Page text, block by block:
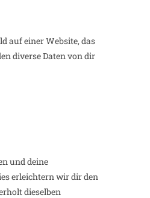
auf einer Website, das
diverse Daten von dir
und deine
erleichtern wir dir den
dieselben